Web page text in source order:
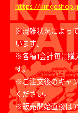
https://
※混雑状況によっ
います。
※各種1会計毎に購
す。
※ご注文後のキャ
ください。
※販売開始直後は